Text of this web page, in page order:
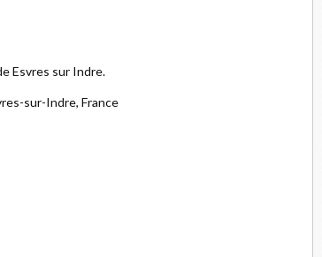
Esvres sur Indre.
sur-Indre, France